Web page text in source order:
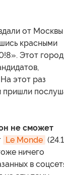
от
красными
Этот город
этот раз
пришли
не сможет
Le Monde
ничего
в